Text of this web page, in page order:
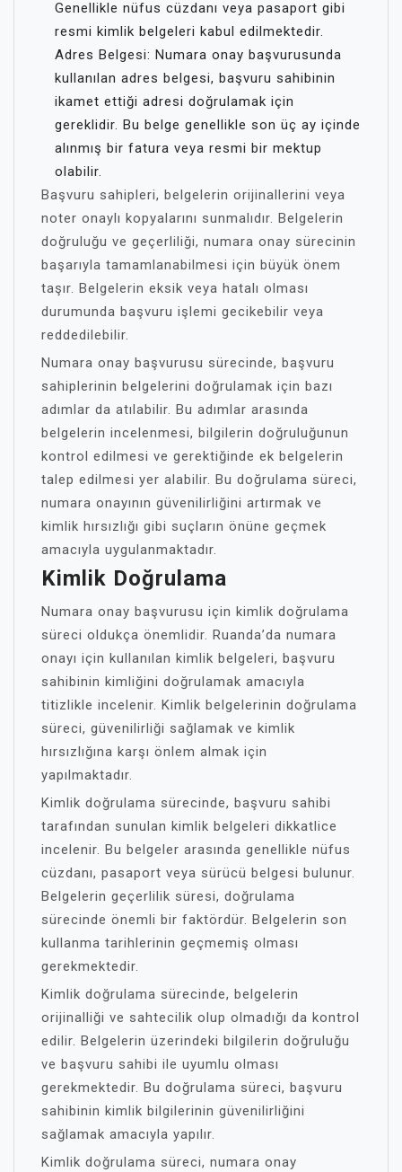
Genellikle nüfus cüzdanı veya pasaport gibi
resmi kimlik belgeleri kabul edilmektedir.
Adres Belgesi: Numara onay başvurusunda
kullanılan adres belgesi, başvuru sahibinin
ikamet ettiği adresi doğrulamak için
gereklidir. Bu belge genellikle son üç ay içinde
alınmış bir fatura veya resmi bir mektup
olabilir.
Başvuru sahipleri, belgelerin orijinallerini veya
noter onaylı kopyalarını sunmalıdır. Belgelerin
doğruluğu ve geçerliliği, numara onay sürecinin
başarıyla tamamlanabilmesi için büyük önem
taşır. Belgelerin eksik veya hatalı olması
durumunda başvuru işlemi gecikebilir veya
reddedilebilir.
Numara onay başvurusu sürecinde, başvuru
sahiplerinin belgelerini doğrulamak için bazı
adımlar da atılabilir. Bu adımlar arasında
belgelerin incelenmesi, bilgilerin doğruluğunun
kontrol edilmesi ve gerektiğinde ek belgelerin
talep edilmesi yer alabilir. Bu doğrulama süreci,
numara onayının güvenilirliğini artırmak ve
kimlik hırsızlığı gibi suçların önüne geçmek
amacıyla uygulanmaktadır.
Kimlik Doğrulama
Numara onay başvurusu için kimlik doğrulama
süreci oldukça önemlidir. Ruanda’da numara
onayı için kullanılan kimlik belgeleri, başvuru
sahibinin kimliğini doğrulamak amacıyla
titizlikle incelenir. Kimlik belgelerinin doğrulama
süreci, güvenilirliği sağlamak ve kimlik
hırsızlığına karşı önlem almak için
yapılmaktadır.
Kimlik doğrulama sürecinde, başvuru sahibi
tarafından sunulan kimlik belgeleri dikkatlice
incelenir. Bu belgeler arasında genellikle nüfus
cüzdanı, pasaport veya sürücü belgesi bulunur.
Belgelerin geçerlilik süresi, doğrulama
sürecinde önemli bir faktördür. Belgelerin son
kullanma tarihlerinin geçmemiş olması
gerekmektedir.
Kimlik doğrulama sürecinde, belgelerin
orijinalliği ve sahtecilik olup olmadığı da kontrol
edilir. Belgelerin üzerindeki bilgilerin doğruluğu
ve başvuru sahibi ile uyumlu olması
gerekmektedir. Bu doğrulama süreci, başvuru
sahibinin kimlik bilgilerinin güvenilirliğini
sağlamak amacıyla yapılır.
Kimlik doğrulama süreci, numara onay